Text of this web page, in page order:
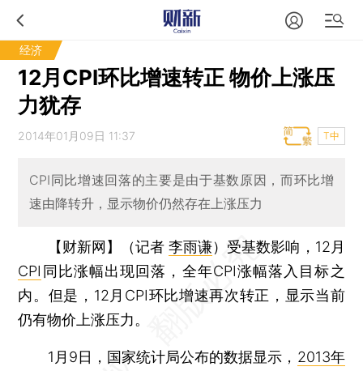
经济
12月CPI环比增速转正 物价上涨压
力犹存
2014年01月09日 11:37 T中
CPI同比增速回落的主要是由于基数原因，而环比增
速由降转升，显示物价仍然存在上涨压力
【财新网】（记者李雨谦） 受基数影响，12月
CPI 同比涨幅出现回落，全年CPI涨幅落入目标之
内。但是，12月CPI环比增速再次转正，显示当前
仍有物价上涨压力。
1月9日，国家统计局公布的数据显示， 2013年